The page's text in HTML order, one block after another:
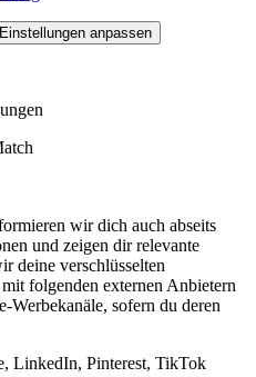
Einstellungen anpassen
wir dich auch abseits
und zeigen dir relevante
deine verschlüsselten
folgenden externen Anbietern
Werbekanäle, sofern du deren
LinkedIn, Pinterest, TikTok